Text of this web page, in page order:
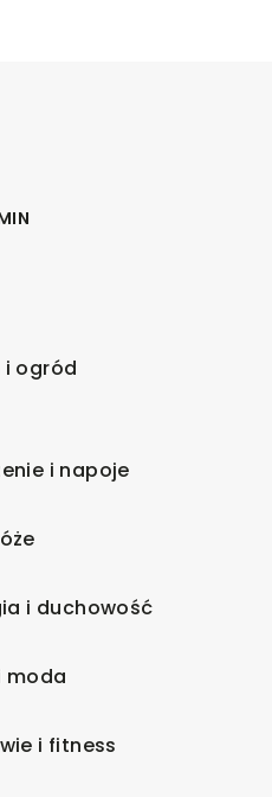
i ogród
i napoje
i duchowość
moda
i fitness